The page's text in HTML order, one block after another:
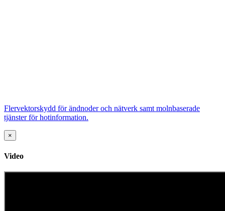
Flervektorskydd för ändnoder och nätverk samt molnbaserade
tjänster för hotinformation.
×
Video